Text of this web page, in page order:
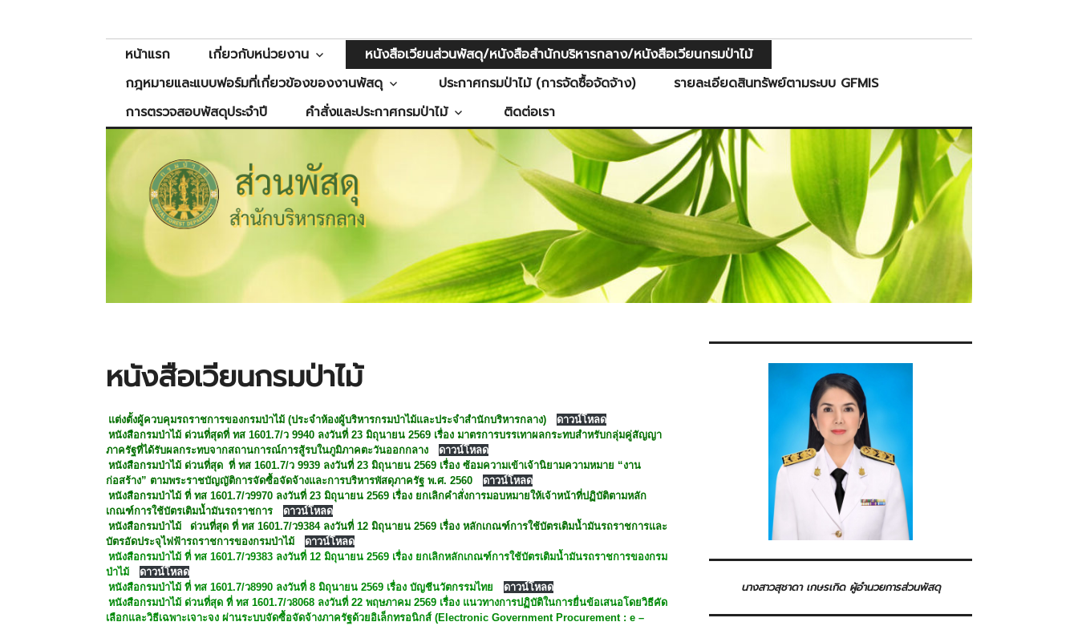
content
ส่วนพัสดุ
หน้าแรก เกี่ยวกับหน่วยงาน
หนังสือเวียนส่วนพัสดุ/หนังสือสำนักบริหารกลาง/หนังสือเวียนกรมป่าไม้
กฎหมายและแบบฟอร์มที่เกี่ยวข้องของงานพัสดุ
ประกาศกรมป่าไม้ (การจัดซื้อจัดจ้าง)
รายละเอียดสินทรัพย์ตามระบบ GFMIS
การตรวจสอบพัสดุประจำปี
คำสั่งและประกาศกรมป่าไม้ ติดต่อเรา
หนังสือเวียนกรมป่าไม้
แต่งตั้งผู้ควบคุมรถราชการของกรมป่าไม้ (ประจำห้องผู้บริหารกรมป่าไม้และประจำสำนักบริหารกลาง)
ดาวน์โหลด
หนังสือกรมป่าไม้ ด่วนที่สุดที่ ทส 1601.7/ว 9940 ลงวันที่ 23 มิถุนายน 2569 เรื่อง มาตรการบรรเทาผลกระทบสำหรับกลุ่มคู่สัญญา
ภาครัฐที่ได้รับผลกระทบจากสถานการณ์การสู้รบในภูมิภาคตะวันออกกลาง
ดาวน์โหลด
หนังสือกรมป่าไม้ ด่วนที่สุด ที่ ทส 1601.7/ว 9939 ลงวันที่ 23 มิถุนายน 2569 เรื่อง ซ้อมความเข้าเจ้านิยามความหมาย “งาน
ก่อสร้าง” ตามพระราชบัญญัติการจัดซื้อจัดจ้างและการบริหารพัสดุภาครัฐ พ.ศ. 2560
ดาวน์โหลด
หนังสือกรมป่าไม้ ที่ ทส 1601.7/ว9970 ลงวันที่ 23 มิถุนายน 2569 เรื่อง ยกเลิกคำสั่งการมอบหมายให้เจ้าหน้าที่ปฏิบัติตามหลัก
เกณฑ์การใช้บัตรเติมน้ำมันรถราชการ
ดาวน์โหลด
หนังสือกรมป่าไม้
ด่วนที่สุด ที่ ทส 1601.7/ว9384 ลงวันที่ 12 มิถุนายน 2569 เรื่อง หลักเกณฑ์การใช้บัตรเติมน้ำมันรถราชการและ
บัตรอัดประจุไฟฟ้ารถราชการของกรมป่าไม้
ดาวน์โหลด
หนังสือกรมป่าไม้ ที่ ทส 1601.7/ว9383 ลงวันที่ 12 มิถุนายน 2569 เรื่อง ยกเลิกหลักเกณฑ์การใช้บัตรเติมน้ำมันรถราชการของกรม
ป่าไม้
ดาวน์โหลด
หนังสือกรมป่าไม้ ที่ ทส 1601.7/ว8990 ลงวันที่ 8 มิถุนายน 2569 เรื่อง บัญชีนวัตกรรมไทย
ดาวน์โหลด
หนังสือกรมป่าไม้ ด่วนที่สุด ที่ ทส 1601.7/ว8068 ลงวันที่ 22 พฤษภาคม 2569 เรื่อง แนวทางการปฏิบัติในการยื่นข้อเสนอโดยวิธีคัด
เลือกและวิธีเฉพาะเจาะจง ผ่านระบบจัดซื้อจัดจ้างภาครัฐด้วยอิเล็กทรอนิกส์ (Electronic Government Procurement : e –
นางสาวสุชาดา เกษรเกิด ผู้อำนวยการส่วนพัสดุ